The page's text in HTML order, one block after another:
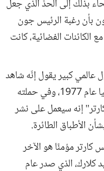
بذلك إلى الحدِّ الذي جعل
بأن رغبة الرئيس جون
الكائنات الفضائية، كانت
كبير يقول إنّه شاهد
الكائنات الفضائية، وذلك في جورجيا عام 1977، وفي حملته
إنه سيعمل على نشر
الأطباق الطائرة.
كارتر مؤمنًا هو الآخر
كلارك، الذي صدر عام